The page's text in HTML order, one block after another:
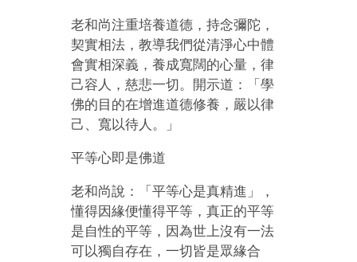
老和尚注重培養道德，持念彌陀，
契實相法，教導我們從清淨心中體
會實相深義，養成寬闊的心量，律
己容人，慈悲一切。開示道：「學
佛的目的在增進道德修養，嚴以律
己、寬以待人。」
平等心即是佛道
老和尚說：「平等心是真精進」，
懂得因緣便懂得平等，真正的平等
是自性的平等，因為世上沒有一法
可以獨自存在，一切皆是眾緣合